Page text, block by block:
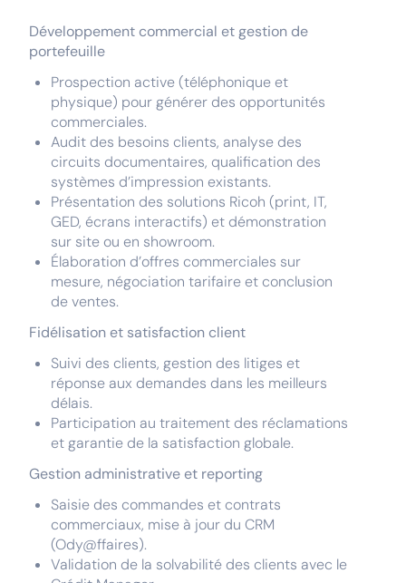
Développement commercial et gestion de
portefeuille
Prospection active (téléphonique et
physique) pour générer des opportunités
commerciales.
Audit des besoins clients, analyse des
circuits documentaires, qualification des
systèmes d’impression existants.
Présentation des solutions Ricoh (print, IT,
GED, écrans interactifs) et démonstration
sur site ou en showroom.
Élaboration d’offres commerciales sur
mesure, négociation tarifaire et conclusion
de ventes.
Fidélisation et satisfaction client
Suivi des clients, gestion des litiges et
réponse aux demandes dans les meilleurs
délais.
Participation au traitement des réclamations
et garantie de la satisfaction globale.
Gestion administrative et reporting
Saisie des commandes et contrats
commerciaux, mise à jour du CRM
(Ody@ffaires).
Validation de la solvabilité des clients avec le